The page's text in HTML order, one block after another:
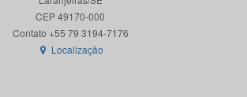
CEP 49170-000
Localização